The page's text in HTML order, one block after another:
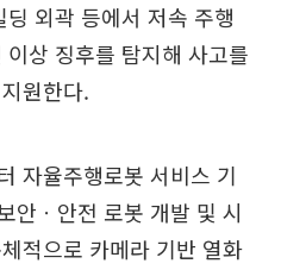
외곽 등에서 저속 주행
상 징후를 탐지해 사고를
원한다.
자율주행로봇 서비스 기
안ㆍ안전 로봇 개발 및 시
적으로 카메라 기반 열화